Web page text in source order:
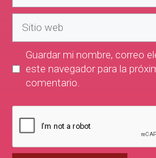
Guardar mi nombre, correo
este navegador para la
comentario.